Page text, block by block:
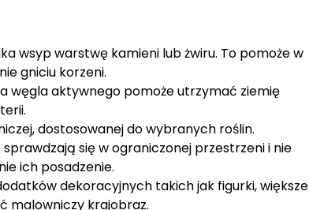
wsyp warstwę kamieni lub żwiru. To pomoże w
gniciu korzeni.
węgla aktywnego pomoże utrzymać ziemię
dostosowanej do wybranych roślin.
się w ograniczonej przestrzeni i nie
ich posadzenie.
dekoracyjnych takich jak figurki, większe
malowniczy krajobraz.